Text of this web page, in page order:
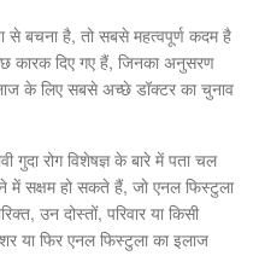
से बचना है, तो सबसे महत्वपूर्ण कदम है
कारक दिए गए हैं, जिनका अनुसरण
के लिए सबसे अच्छे डॉक्टर का चुनाव
रोग विशेषज्ञ के बारे में पता चल
में सक्षम हो सकते हैं, जो एनल फिस्टुला
उन दोस्तों, परिवार या किसी
या फिर एनल फिस्टुला का इलाज